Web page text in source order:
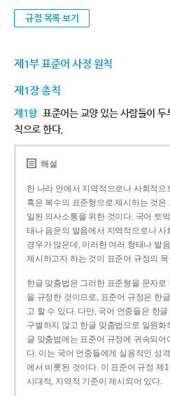
규정 목록 보기
제1부 표준어 사정 원칙
제1장 총칙
제1항 표준어는 교양 있는 사람들이
칙으로 한다.
해설
한 나라 안에서 지역적으로나 사회적
혹은 복수의 표준형으로 제시하는 것
일된 의사소통을 위한 것이다. 국어 토
태나 음운의 발음에서 지역적으로나
경우가 많은데, 이러한 여러 형태나 발
제시하고자 하는 것이 표준어 규정의
한글 맞춤법은 그러한 표준형을 문자
을 규정한 것이므로, 표준어 규정은 한
고 할 수 있다. 다만, 국어 언중들은 한
구별하지 않고 한글 맞춤법으로 일원
글 맞춤법에는 표준어 규정에 귀속되어
다. 이는 국어 언중들에게 실용적인 성
에서 비롯된 것이다. 이 표준어 규정 제
시대적, 지역적 기준이 제시되어 있다.